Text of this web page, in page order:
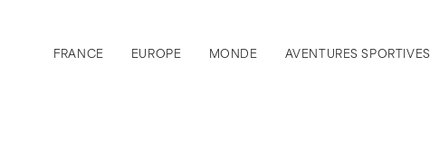
FRANCE EUROPE MONDE AVENTURES SPORTIVES